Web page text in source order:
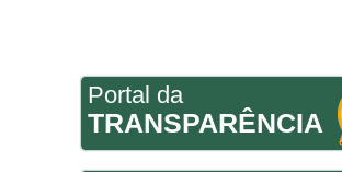
Portal da
TRANSPARÊNCIA